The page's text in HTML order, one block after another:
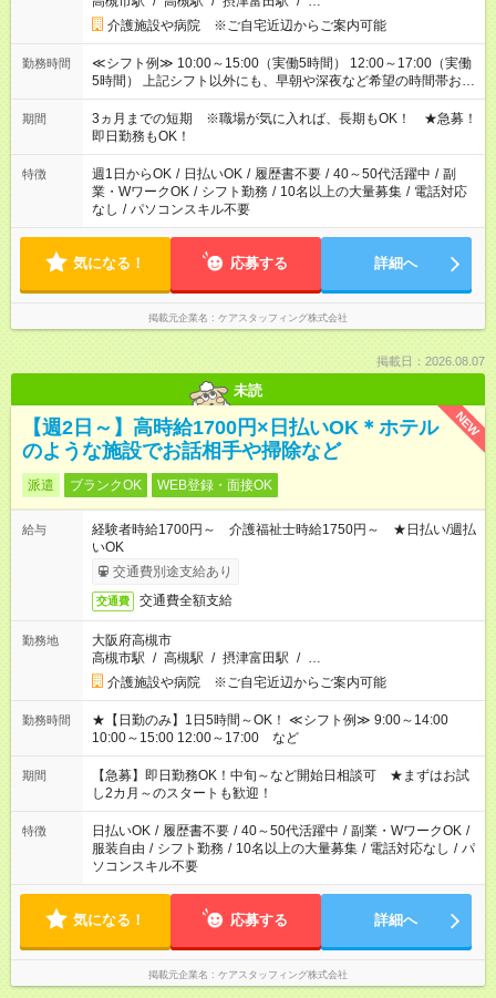
介護施設や病院 ※ご自宅近辺からご案内可能
勤務時間
≪シフト例≫ 10:00～15:00（実働5時間） 12:00～17:00（実働
5時間） 上記シフト以外にも、早朝や深夜など希望の時間帯お聞
かせください！ 事前に担当からヒアリングもしますので、ご安
心ください！
期間
3ヵ月までの短期 ※職場が気に入れば、長期もOK！ ★急募！
即日勤務もOK！
特徴 週1日からOK / 日払いOK / 履歴書不要 / 40～50代活躍中 / 副
業・WワークOK / シフト勤務 / 10名以上の大量募集 / 電話対応
なし / パソコンスキル不要
気になる！ 応募する 詳細へ
掲載元企業名 ケアスタッフィング株式会社
掲載日：2026.08.07
未読
NEW
【週2日～】高時給1700円×日払いOK＊ホテル
のような施設でお話相手や掃除など
派遣 ブランクOK WEB登録・面接OK
給与
経験者時給1700円～ 介護福祉士時給1750円～ ★日払い/週払
いOK
交通費別途支給あり
交通費 交通費全額支給
勤務地
大阪府高槻市
高槻市駅 / 高槻駅 / 摂津富田駅 / …
介護施設や病院 ※ご自宅近辺からご案内可能
勤務時間
★【日勤のみ】1日5時間～OK！ ≪シフト例≫ 9:00～14:00
10:00～15:00 12:00～17:00 など
期間
【急募】即日勤務OK！中旬～など開始日相談可 ★まずはお試
し2カ月～のスタートも歓迎！
特徴 日払いOK / 履歴書不要 / 40～50代活躍中 / 副業・WワークOK /
服装自由 / シフト勤務 / 10名以上の大量募集 / 電話対応なし / パ
ソコンスキル不要
気になる！ 応募する 詳細へ
掲載元企業名 ケアスタッフィング株式会社